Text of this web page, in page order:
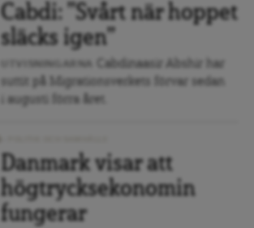
Cabdi: ”Svårt när hoppet
släcks igen”
Cabdinaasir Abshir har
suttit på Migrationsverkets förvar sedan
i augusti förra året.
Danmark visar att
högtrycksekonomin
fungerar